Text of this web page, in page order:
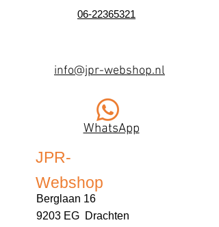
06-22365321
info@jpr-webshop.nl
WhatsApp
JPR-
Webshop
Berglaan 16
9203 EG Drachten